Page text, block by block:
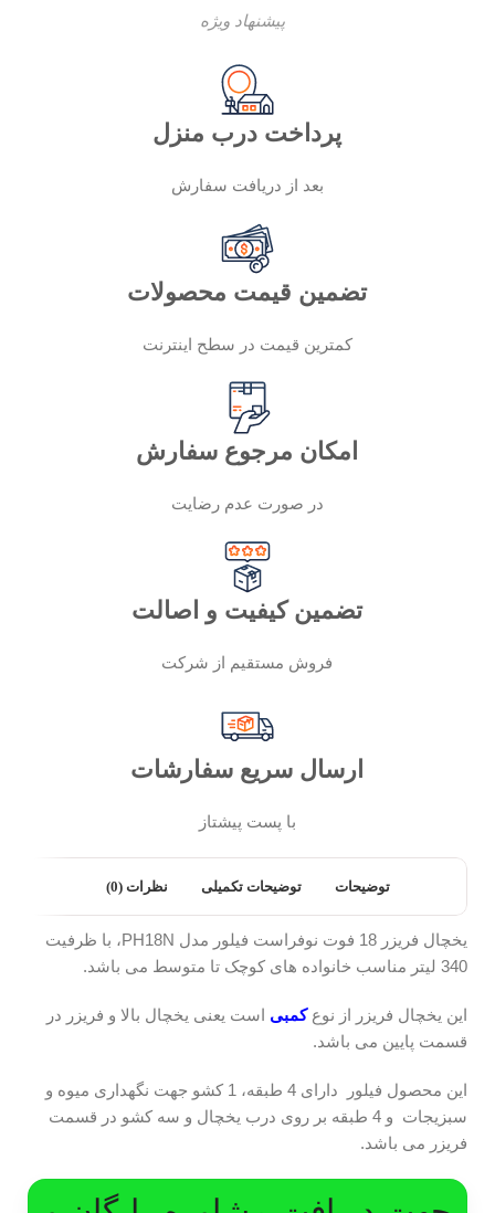
پیشنهاد ویژه
پرداخت درب منزل
بعد از دریافت سفارش
تضمین قیمت محصولات
کمترین قیمت در سطح اینترنت
امکان مرجوع سفارش
در صورت عدم رضایت
تضمین کیفیت و اصالت
فروش مستقیم از شرکت
ارسال سریع سفارشات
با پست پیشتاز
توضیحات توضیحات تکمیلی نظرات (0)
یخچال فریزر 18 فوت نوفراست فیلور مدل PH18N، با ظرفیت
340 لیتر مناسب خانواده های کوچک تا متوسط می باشد.
این یخچال فریزر از نوعکمبی است یعنی یخچال بالا و فریزر در
قسمت پایین می باشد.
این محصول فیلور دارای 4 طبقه، 1 کشو جهت نگهداری میوه و
سبزیجات و 4 طبقه بر روی درب یخچال و سه کشو در قسمت
فریزر می باشد.